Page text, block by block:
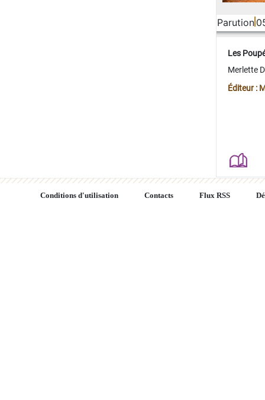
Parution
Les
Merlette
Éditeur :
Conditions d'utilisation Contacts Flux RSS